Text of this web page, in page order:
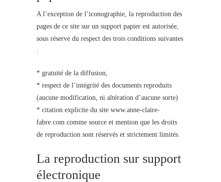
A l’exception de l’iconographie, la reproduction des
pages de ce site sur un support papier est autorisée,
sous réserve du respect des trois conditions suivantes
:
* gratuité de la diffusion,
* respect de l’intégrité des documents reproduits
(aucune modification, ni altération d’aucune sorte)
* citation explicite du site www.anne-claire-
fabre.com comme source et mention que les droits
de reproduction sont réservés et strictement limités.
La reproduction sur support
électronique